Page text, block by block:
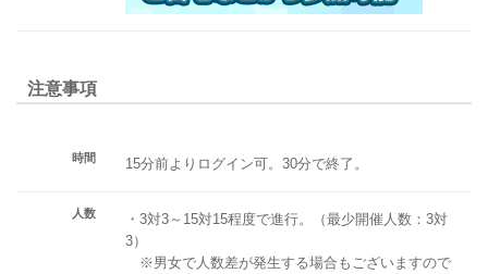
注意事項
時間 15分前よりログイン可。30分で終了。
人数
・3対3～15対15程度で進行。（最少開催人数：3対
3）
※男女で人数差が発生する場合もございますので